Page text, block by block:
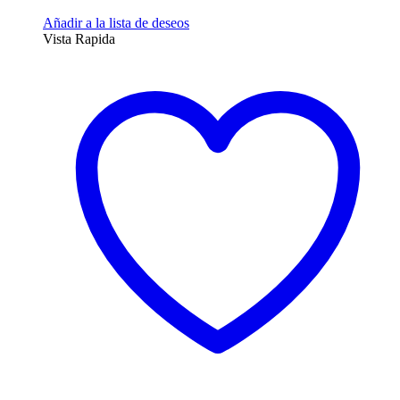
Añadir a la lista de deseos
Vista Rapida